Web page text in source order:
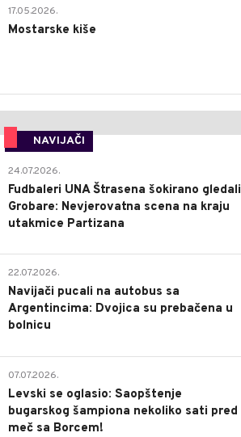
17.05.2026.
Mostarske kiše
NAVIJAČI
24.07.2026.
Fudbaleri UNA Štrasena šokirano gledali
Grobare: Nevjerovatna scena na kraju
utakmice Partizana
22.07.2026.
Navijači pucali na autobus sa
Argentincima: Dvojica su prebačena u
bolnicu
07.07.2026.
Levski se oglasio: Saopštenje
bugarskog šampiona nekoliko sati pred
meč sa Borcem!